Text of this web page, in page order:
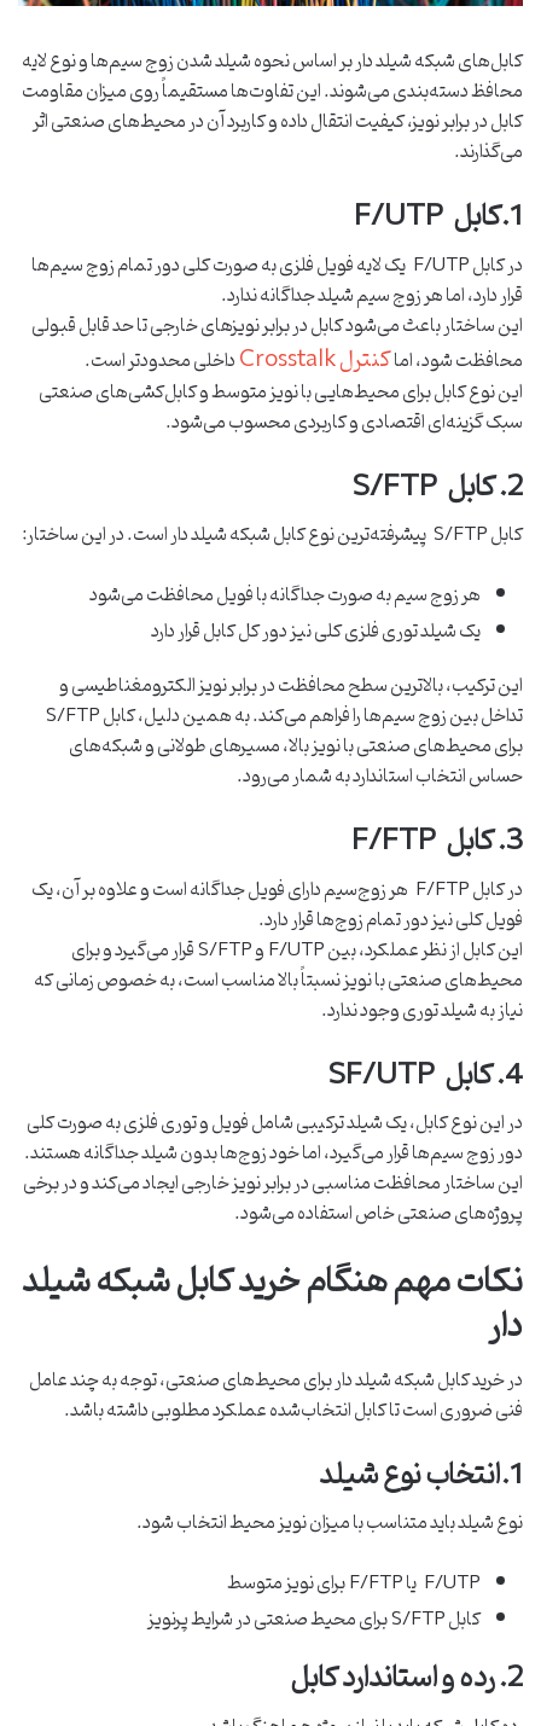
کابل‌های شبکه شیلد دار بر اساس نحوه شیلد شدن زوج ‌سیم‌ها و نوع لایه
محافظ دسته‌بندی می‌شوند. این تفاوت‌ها مستقیماً روی میزان مقاومت
کابل در برابر نویز، کیفیت انتقال داده و کاربرد آن در محیط‌های صنعتی اثر
می‌گذارند.
1.کابل F/UTP
در کابل F/UTP یک لایه فویل فلزی به ‌صورت کلی دور تمام زوج ‌سیم‌ها
قرار دارد، اما هر زوج سیم شیلد جداگانه ندارد.
این ساختار باعث می‌شود کابل در برابر نویزهای خارجی تا حد قابل قبولی
محافظت شود، اماکنترل Crosstalk
داخلی محدودتر است.
این نوع کابل برای محیط‌هایی با نویز متوسط و کابل‌کشی‌های صنعتی
سبک گزینه‌ای اقتصادی و کاربردی محسوب می‌شود.
2. کابل S/FTP
کابل S/FTP پیشرفته‌ترین نوع کابل شبکه شیلد دار است. در این ساختار:
هر زوج ‌سیم به ‌صورت جداگانه با فویل محافظت می‌شود
یک شیلد توری فلزی کلی نیز دور کل کابل قرار دارد
این ترکیب، بالاترین سطح محافظت در برابر نویز الکترومغناطیسی و
تداخل بین زوج ‌سیم‌ها را فراهم می‌کند. به همین دلیل، کابل S/FTP
برای محیط‌های صنعتی با نویز بالا، مسیرهای طولانی و شبکه‌های
حساس انتخاب استاندارد به ‌شمار می‌رود.
3. کابل F/FTP
در کابل F/FTP هر زوج‌سیم دارای فویل جداگانه است و علاوه بر آن، یک
فویل کلی نیز دور تمام زوج‌ها قرار دارد.
این کابل از نظر عملکرد، بین F/UTP و S/FTP قرار می‌گیرد و برای
محیط‌های صنعتی با نویز نسبتاً بالا مناسب است، به‌ خصوص زمانی که
نیاز به شیلد توری وجود ندارد.
4. کابل SF/UTP
در این نوع کابل، یک شیلد ترکیبی شامل فویل و توری فلزی به ‌صورت کلی
دور زوج ‌سیم‌ها قرار می‌گیرد، اما خود زوج‌ها بدون شیلد جداگانه هستند.
این ساختار محافظت مناسبی در برابر نویز خارجی ایجاد می‌کند و در برخی
پروژه‌های صنعتی خاص استفاده می‌شود.
نکات مهم هنگام خرید کابل شبکه شیلد
دار
در خرید کابل شبکه شیلد دار برای محیط‌های صنعتی، توجه به چند عامل
فنی ضروری است تا کابل انتخاب‌شده عملکرد مطلوبی داشته باشد.
1.انتخاب نوع شیلد
نوع شیلد باید متناسب با میزان نویز محیط انتخاب شود.
F/UTP یا F/FTP برای نویز متوسط
کابل S/FTP برای محیط صنعتی در شرایط پرنویز
2. رده و استاندارد کابل